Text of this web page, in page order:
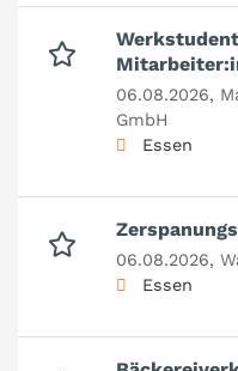
06.08.2026,
GmbH
Essen
06.08.2026,
Essen